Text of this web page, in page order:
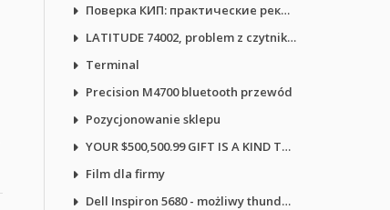
Поверка КИП: практические рекомендации
LATITUDE 74002, problem z czytnikiem ekranu NVDA
Terminal
Precision M4700 bluetooth przewód
Pozycjonowanie sklepu
YOUR $500,500.99 GIFT IS A KIND THANK-YOU GIFT
Film dla firmy
Dell Inspiron 5680 - możliwy thunderbolt?